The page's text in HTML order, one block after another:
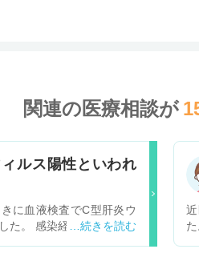
関連の医療相談が
ルス陽性といわれ
に血液検査でC型肝炎ウ
た。 感染経路がわかりま